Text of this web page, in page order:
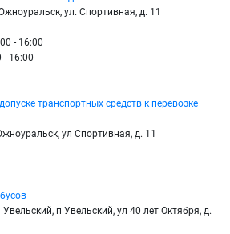
ул. Спортивная, д. 11
- 16:00
- 16:00
транспортных средств к перевозке
ул Спортивная, д. 11
п Увельский, ул 40 лет Октября, д.